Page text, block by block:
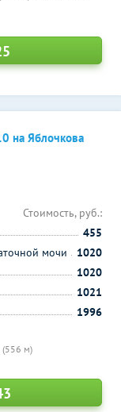
на Яблочкова
(556 м)
Стоимость, руб.:
455
мочи
1020
1020
1021
1996